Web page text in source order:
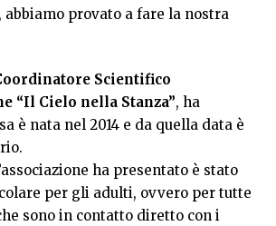
abbiamo provato a fare la nostra
Scientifico
“Il Cielo nella Stanza”, ha
è nata nel 2014 e da quella data è
ha presentato è stato
per gli adulti, ovvero per tutte
sono in contatto diretto con i